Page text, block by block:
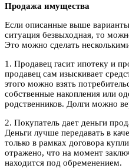
Продажа имущества
Если описанные выше
ситуация безвыходная, то
Это можно сделать
1. Продавец гасит ипотеку и
продавец сам изыскивает
этого можно взять
собственные накопления или
родственников. Долги можно
2. Покупатель дает деньги
Деньги лучше передавать в
только в рамках договора
отражено, что на момент
находится под обременением.